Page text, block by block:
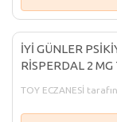
İYİ GÜNLER
RİSPERDAL 2
TOY ECZANESİ